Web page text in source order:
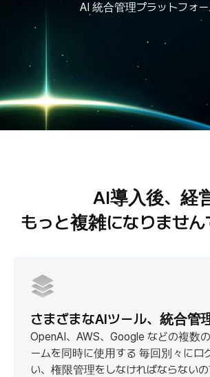
AI 統合管理プラットフォー
AI導入後、経
もっと複雑になりません
さまざまなAIツール、統合管
OpenAI、AWS、Google などの複数
ームを同時に使用する 毎回別々にロ
い、権限管理をしなければならない